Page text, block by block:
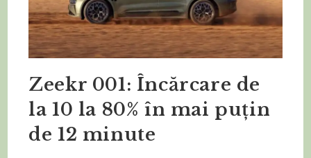
Zeekr 001: Încărcare de
la 10 la 80% în mai puțin
de 12 minute